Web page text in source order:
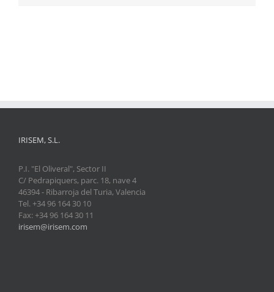
IRISEM, S.L.
P.I. "El Oliveral", Sector II
C/ Pedrapiquers, parc. 18, nave 4
46394 - Ribarroja del Turia, Valencia
Tel. +34 96 164 30 10
Fax: +34 96 164 30 11
irisem@irisem.com